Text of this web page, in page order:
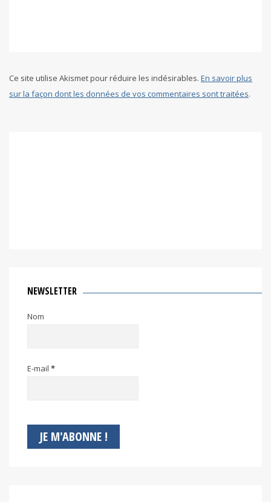
Ce site utilise Akismet pour réduire les indésirables. En savoir plus
sur la façon dont les données de vos commentaires sont traitées.
NEWSLETTER
Nom
E-mail *